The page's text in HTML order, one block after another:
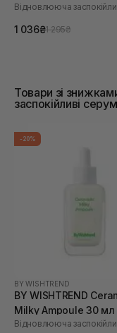
1 036₴1 295₴
Товари зі
заспокійливі
-20%
BY WISHTREND
BY WISHTREND
Milky Ampoule 30 мл